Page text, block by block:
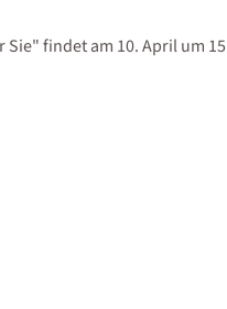
findet am 10. April um 15